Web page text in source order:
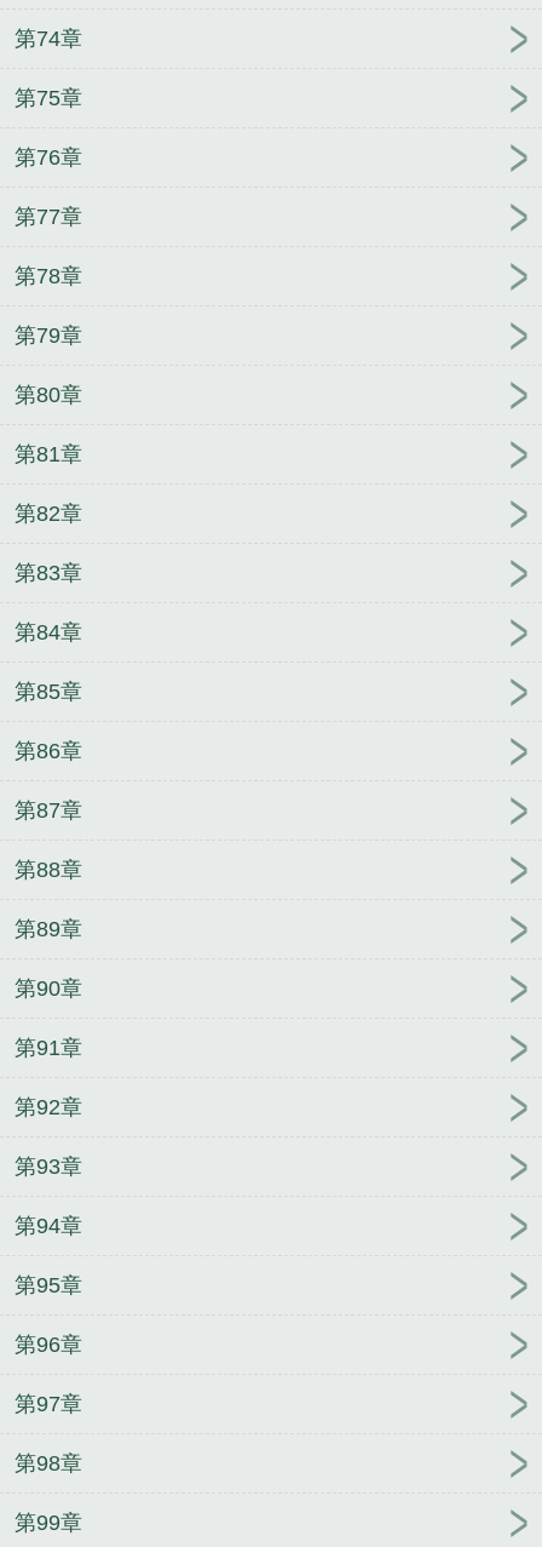
第74章
第75章
第76章
第77章
第78章
第79章
第80章
第81章
第82章
第83章
第84章
第85章
第86章
第87章
第88章
第89章
第90章
第91章
第92章
第93章
第94章
第95章
第96章
第97章
第98章
第99章